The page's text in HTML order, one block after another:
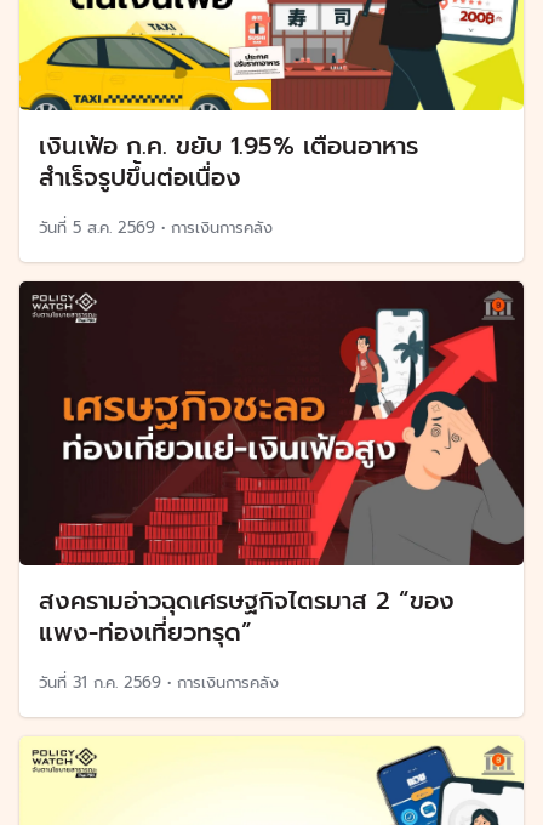
เงินเฟ้อ ก.ค. ขยับ 1.95% เตือนอาหาร
สำเร็จรูปขึ้นต่อเนื่อง
วันที่ 5 ส.ค. 2569 • การเงินการคลัง
สงครามอ่าวฉุดเศรษฐกิจไตรมาส 2 “ของ
แพง-ท่องเที่ยวทรุด”
วันที่ 31 ก.ค. 2569 • การเงินการคลัง